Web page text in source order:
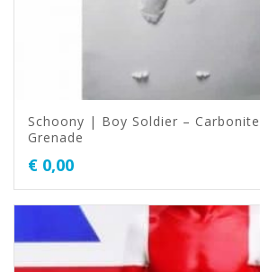
Schoony | Boy Soldier – Carbonite
Grenade
€ 0,00